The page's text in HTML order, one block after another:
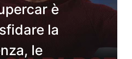
è
la
le